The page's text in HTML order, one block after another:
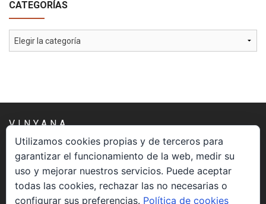
CATEGORÍAS
Categorías
VINYANA
Una asociación constituida sin ánimo de lucro cuya misión
es atender los aspectos espirituales relacionados con el
proceso vivir el morir.
Utilizamos cookies propias y de terceros para
garantizar el funcionamiento de la web, medir su
uso y mejorar nuestros servicios. Puede aceptar
todas las cookies, rechazar las no necesarias o
configurar sus preferencias. Política de cookies